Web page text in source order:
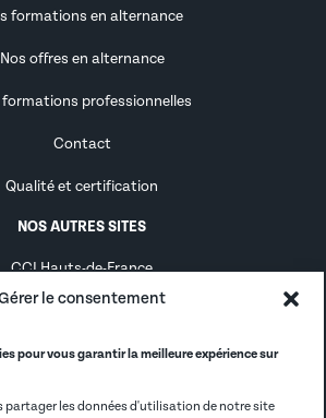
le consentement
pour vous garantir la meilleure expérience sur
partager les données d'utilisation de notre site
formations en alternance
Nos offres en alternance
formations professionnelles
Contact
Qualité et certification
NOS AUTRES SITES
CCI Hauts-de-France
Alumni